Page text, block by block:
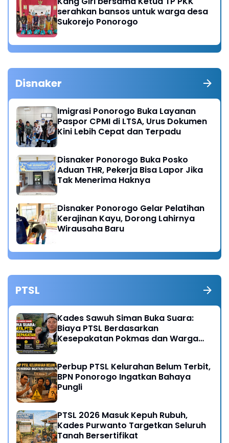
serahkan bansos untuk warga desa
Sukorejo Ponorogo
Disnaker
Imigrasi Ponorogo Buka Layanan
Paspor CPMI di LTSA, Urus Dokumen
Kini Lebih Cepat dan Terpadu
Disnaker Ponorogo Buka Posko
Aduan THR, Pekerja Bisa Lapor Jika
Tak Menerima Haknya
Disnaker Ponorogo Gelar Pelatihan
Kerajinan Kayu, Dorong Lahirnya
Wirausaha Baru
PTSL
Kades Sawuh Siman Buka Suara:
Biaya PTSL Berdasarkan
Kesepakatan Pokmas dan Warga
Perbup PTSL Kelurahan Belum Terbit,
BPN Ponorogo Ingatkan Bahaya
Pungli
PTSL 2026 Masuk Kepuh Rubuh,
Kades Purwanto Targetkan Seluruh
Tanah Bersertifikat